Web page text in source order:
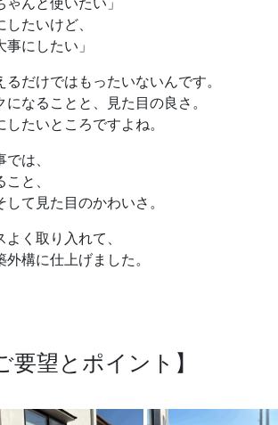
たいけど、
にしたい」
だけではもったいないんです。
なることと、見た目の良さ。
たいところですよね。
は、
と、
て見た目のかわいさ。
く取り入れて、
構に仕上げました。
要望とポイント】